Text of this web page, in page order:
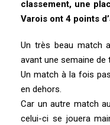
classement, une
Varois ont 4 points
Un très beau match
avant une semaine de
Un match à la fois
en dehors.
Car un autre match
celui-ci se jouera